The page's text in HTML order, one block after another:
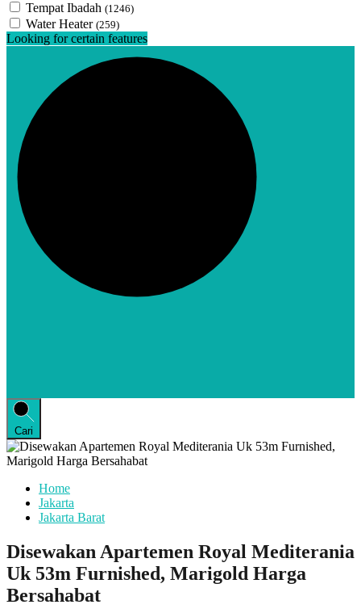
Tempat Ibadah (1246)
Water Heater (259)
Looking for certain features
Cari
Home
Jakarta
Jakarta Barat
Disewakan Apartemen Royal Mediterania
Uk 53m Furnished, Marigold Harga
Bersahabat